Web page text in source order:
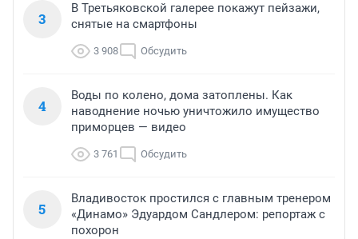
3
В Третьяковской галерее покажут пейзажи,
снятые на смартфоны
3 908 Обсудить
4
Воды по колено, дома затоплены. Как
наводнение ночью уничтожило имущество
приморцев — видео
3 761 Обсудить
5
Владивосток простился с главным тренером
«Динамо» Эдуардом Сандлером: репортаж с
похорон